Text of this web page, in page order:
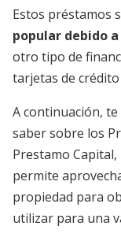
Estos préstamos
popular debido
otro tipo de
tarjetas de
A continuación,
saber sobre los
Prestamo
permite
propiedad para
utilizar para una